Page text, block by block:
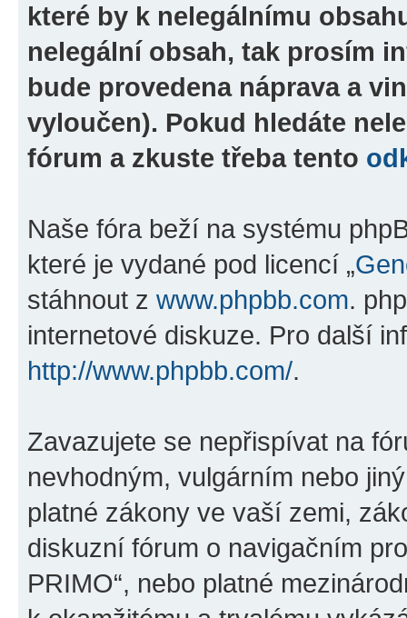
které by k nelegálnímu
nelegální obsah, tak prosím
bude provedena náprava a
vyloučen). Pokud hledáte
fórum a zkuste třeba tento
Naše fóra beží na systému
které je vydané pod licencí „
stáhnout z www.phpbb.com.
internetové diskuze. Pro další
http://www.phpbb.com/.
Zavazujete se nepřispívat na
nevhodným, vulgárním nebo
platné zákony ve vaší zemi,
diskuzní fórum o navigačním
PRIMO“, nebo platné